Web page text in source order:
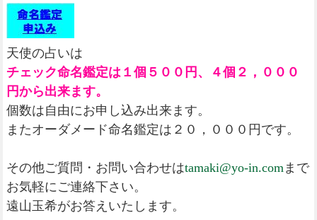
天使の占いは
チェック命名鑑定は１個５００円、４個２，０００
円から出来ます。
個数は自由にお申し込み出来ます。
またオーダメード命名鑑定は２０，０００円です。
その他ご質問・お問い合わせはtamaki@yo-in.comまで
お気軽にご連絡下さい。
遠山玉希がお答えいたします。